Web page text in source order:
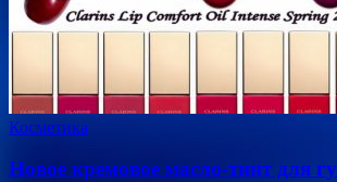
Косметика
Новое кремовое масло-тинт для